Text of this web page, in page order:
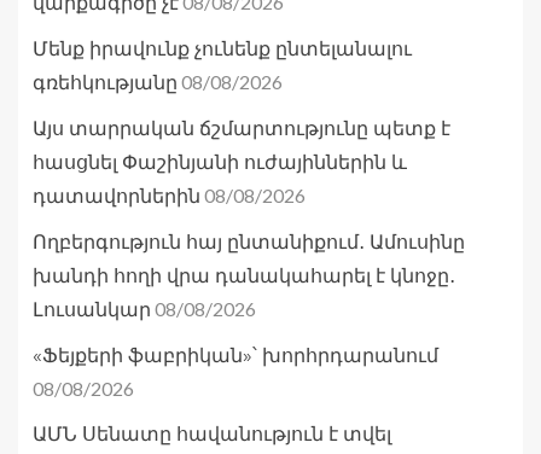
Մենք իրավունք չունենք ընտելանալու
գռեհկությանը 08/08/2026
Այս տարրական ճշմարտությունը պետք է
հասցնել Փաշինյանի ուժայիններին և
դատավորներին 08/08/2026
Ողբերգություն հայ ընտանիքում․ Ամուսինը
խանդի հողի վրա դանակահարել է կնոջը․
Լուսանկար 08/08/2026
«Ֆեյքերի ֆաբրիկան»՝ խորհրդարանում
08/08/2026
ԱՄՆ Սենատը հավանություն է տվել